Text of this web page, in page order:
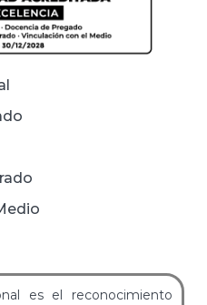
es el reconocimiento